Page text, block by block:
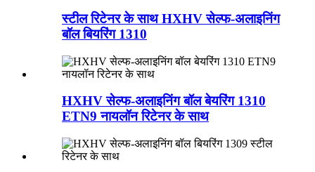
स्टील रिटेनर के साथ HXHV सेल्फ-अलाइनिंग
बॉल बियरिंग 1310
HXHV सेल्फ-अलाइनिंग बॉल बेयरिंग 1310
ETN9 नायलॉन रिटेनर के साथ